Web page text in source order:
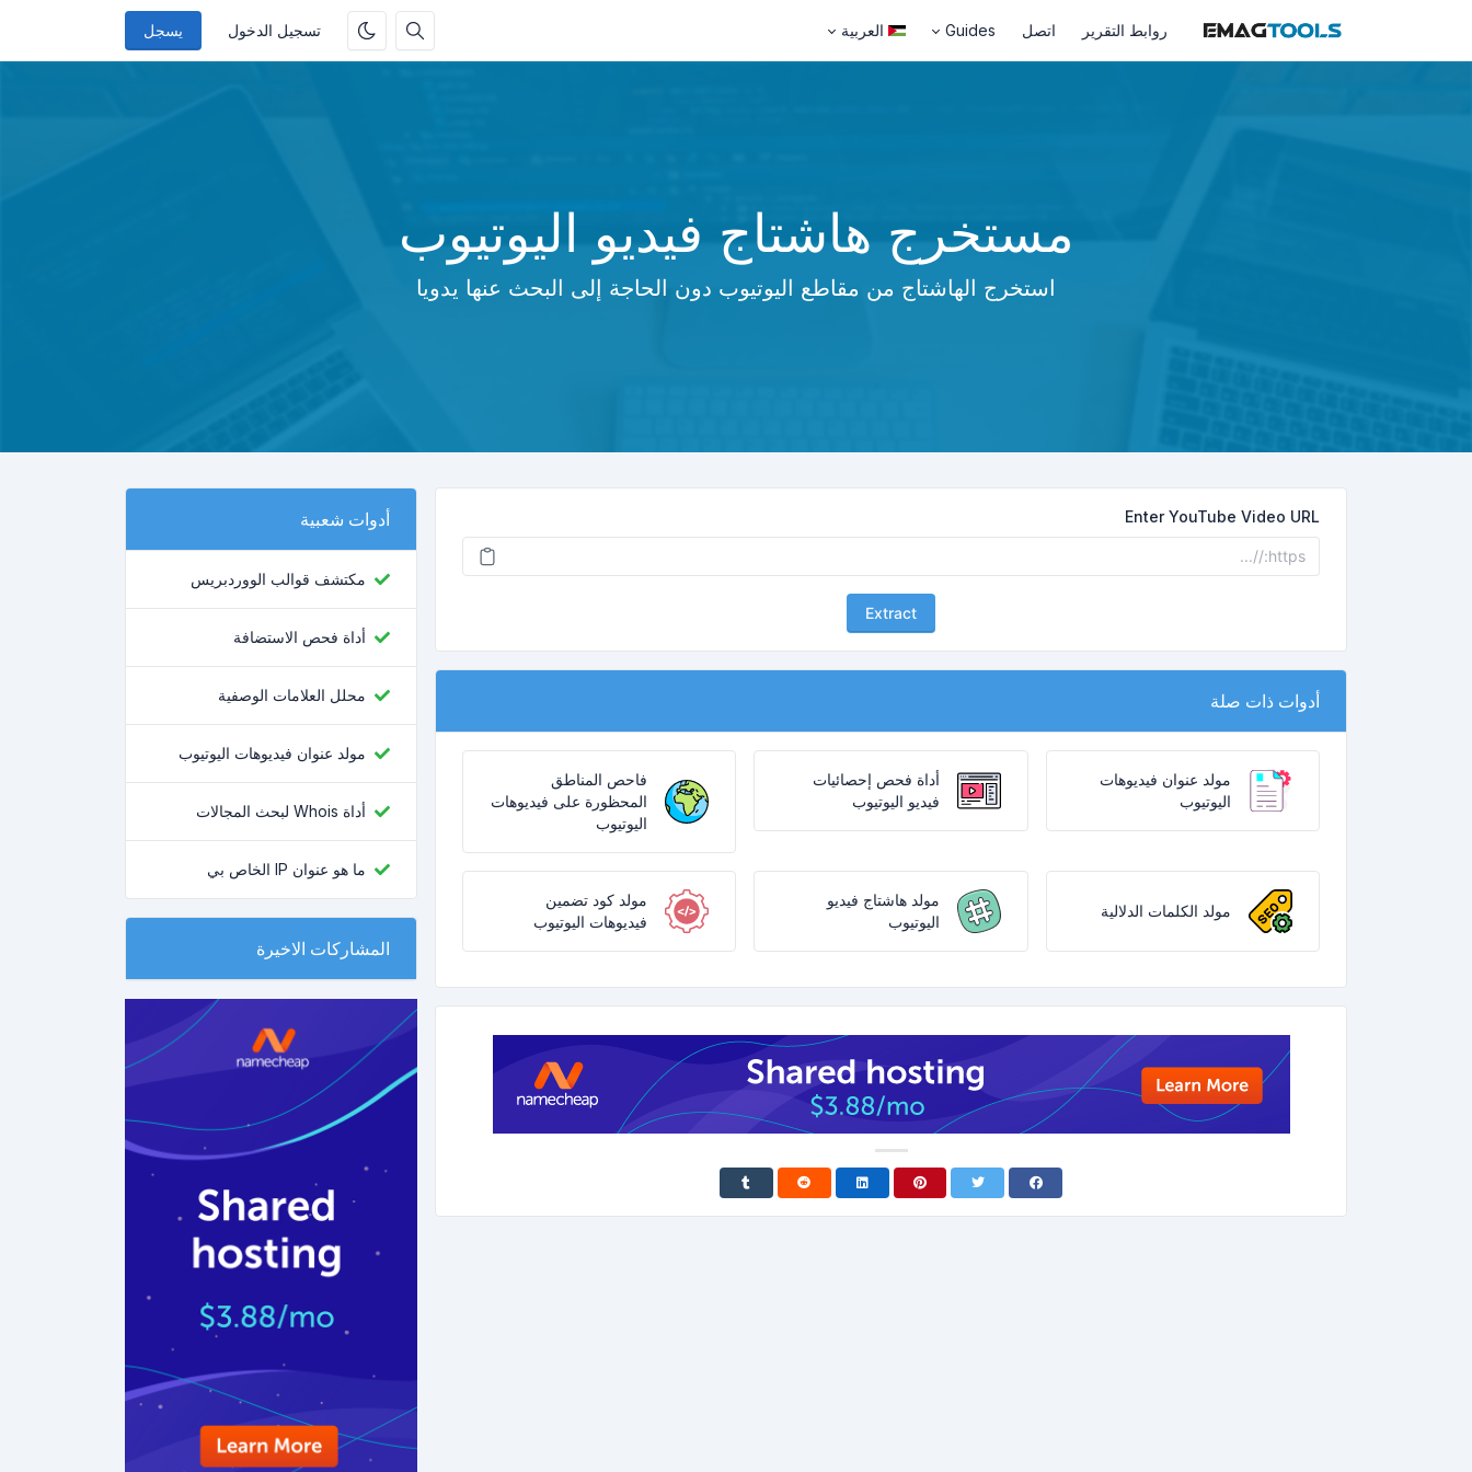
تسجيل الدخول يسجل روابط التقرير اتصل Guides العربية
مستخرج هاشتاج فيديو اليوتيوب
استخرج الهاشتاج من مقاطع اليوتيوب دون الحاجة إلى البحث عنها يدويا
Enter YouTube Video URL
Extract
أدوات ذات صلة
مولد عنوان فيديوهات
اليوتيوب
أداة فحص إحصائيات
فيديو اليوتيوب
فاحص المناطق
المحظورة على فيديوهات
اليوتيوب
مولد الكلمات الدلالية
مولد هاشتاج فيديو
اليوتيوب
مولد كود تضمين
فيديوهات اليوتيوب
أدوات شعبية
مكتشف قوالب الووردبريس
أداة فحص الاستضافة
محلل العلامات الوصفية
مولد عنوان فيديوهات اليوتيوب
أداة Whois لبحث المجالات
ما هو عنوان IP الخاص بي
المشاركات الاخيرة